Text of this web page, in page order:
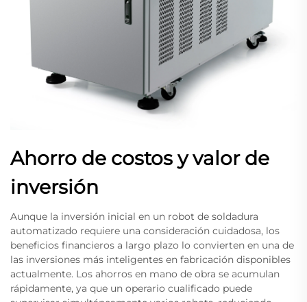
Ahorro de costos y valor de
inversión
Aunque la inversión inicial en un robot de soldadura
automatizado requiere una consideración cuidadosa, los
beneficios financieros a largo plazo lo convierten en una de
las inversiones más inteligentes en fabricación disponibles
actualmente. Los ahorros en mano de obra se acumulan
rápidamente, ya que un operario cualificado puede